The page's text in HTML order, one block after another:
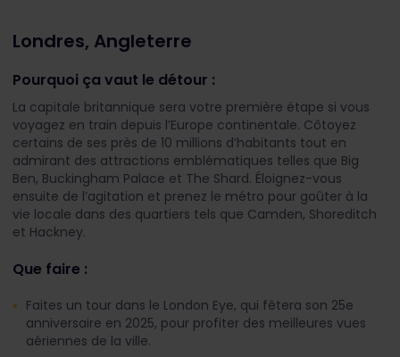
Londres, Angleterre
Pourquoi ça vaut le détour :
La capitale britannique sera votre première étape si vous
voyagez en train depuis l’Europe continentale. Côtoyez
certains de ses près de 10 millions d’habitants tout en
admirant des attractions emblématiques telles que Big
Ben, Buckingham Palace et The Shard. Éloignez-vous
ensuite de l’agitation et prenez le métro pour goûter à la
vie locale dans des quartiers tels que Camden, Shoreditch
et Hackney.
Que faire :
Faites un tour dans le London Eye, qui fêtera son 25e
anniversaire en 2025, pour profiter des meilleures vues
aériennes de la ville.